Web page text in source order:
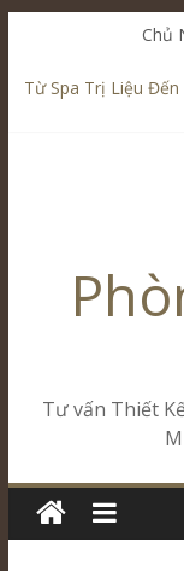
Chủ
Tăng Doanh Số
Từ Spa Trị Liệu
Kết Hợp Onsen &
Cham Riverside
Spa Jjim Jil Bang
Muối Hồng Group
Tư vấn Thiết